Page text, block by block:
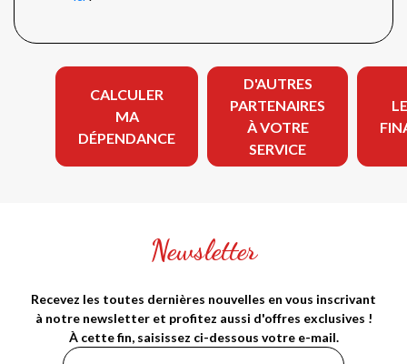
CALCULER
MA
DÉPENDANCE
D'AUTRES
PARTENAIRES
À VOTRE
SERVICE
Newsletter
Recevez les toutes dernières nouvelles en vous inscrivant
à notre newsletter et profitez aussi d'offres exclusives !
À cette fin, saisissez ci-dessous votre e-mail.